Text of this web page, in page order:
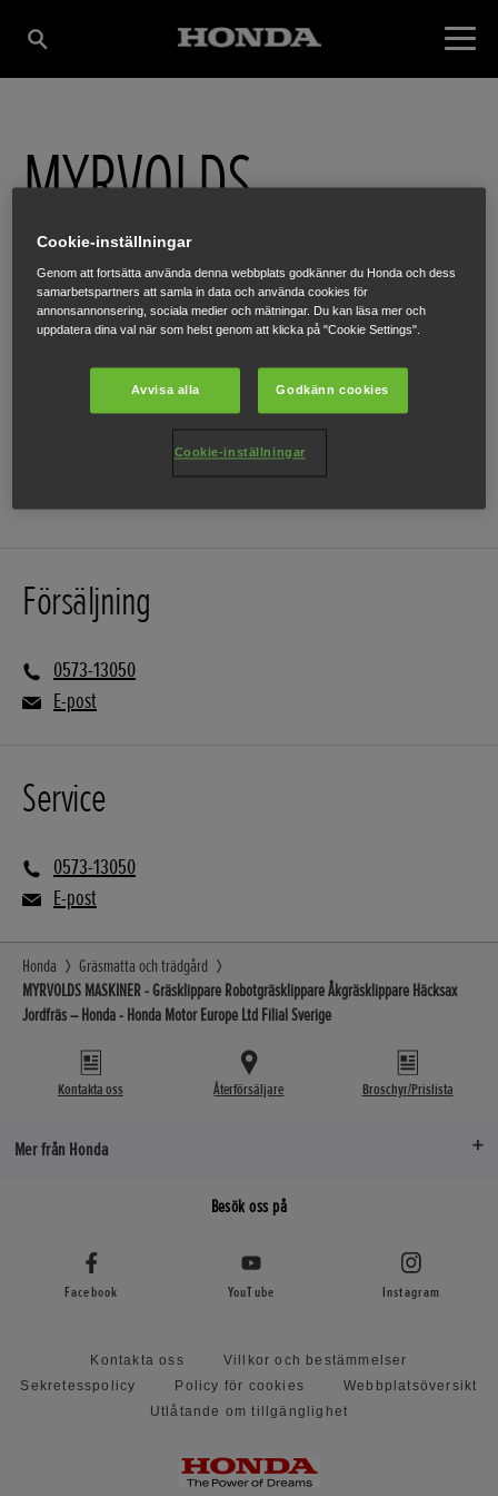
MYRVOLDS
MASKINER
STORGATAN 63,ÅRJÄNG,672 30
HÄR FÅR DU MER INFORMATION
Försäljning
0573-13050
E-post
Service
0573-13050
E-post
Honda
Gräsmatta och trädgård
MYRVOLDS MASKINER - Gräsklippare Robotgräsklippare Åkgräsklippare Häcksax
Jordfräs – Honda - Honda Motor Europe Ltd Filial Sverige
Kontakta oss Återförsäljare Broschyr/Prislista
Mer från Honda
Besök oss på
Facebook YouTube Instagram
Kontakta oss
Villkor och bestämmelser
Sekretesspolicy
Policy för cookies
Webbplatsöversikt
Utlåtande om tillgänglighet
Cookie-inställningar
Genom att fortsätta använda denna webbplats godkänner du Honda och dess
samarbetspartners att samla in data och använda cookies för
annonsannonsering, sociala medier och mätningar. Du kan läsa mer och
uppdatera dina val när som helst genom att klicka på "Cookie Settings".
Avvisa alla Godkänn cookies
Cookie-inställningar